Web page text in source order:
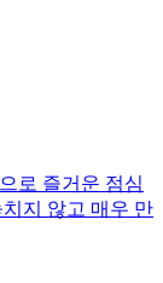
로 즐거운 점심
지 않고 매우 만